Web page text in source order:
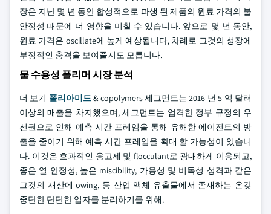
장은 지난 몇 년 동안 합성적으로 파생 된 제품의 원료 가격의 불
안정성 때문에 더 영향을 미칠 수 있습니다. 앞으로 몇 년 동안,
원료 가격은 oscillate에 높게 예상됩니다, 차례로 그것의 성장에
부정적인 충격을 보여줄지도 모릅니다.
물 수용성 폴리머 시장 분석
더 보기 폴리아미드& copolymers 세그먼트는 2016 년 5 억 달러
이상의 매출을 차지했으며, 세그먼트는 엄격한 정부 규정의 우
선권으로 인해 예측 시간 프레임을 통해 유해한 에이전트의 방
출을 줄이기 위해 예측 시간 프레임을 확대 할 가능성이 있습니
다. 이것은 효과적인 응고제 및 flocculant로 광대하게 이용되고,
좋은 열 안정성, 높은 miscibility, 가용성 및 비독성 성격과 같은
그것의 재산에 owing, 등 산업 액체 유출물에서 존재하는 온갖
중단한 단단한 입자를 분리하기를 위해.